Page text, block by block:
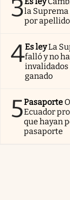
3la
por
4Es leyLa
falló y no
ganado
5Pasaporte
Ecuador
que hayan
pasaporte